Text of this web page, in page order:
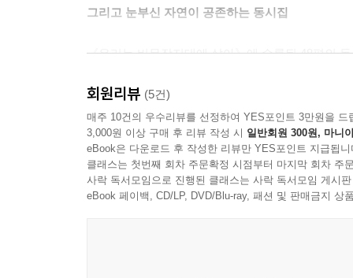
그리고 눈부신 자연이 공존하는 동시집
《우리는 비무장지대에 살아》에 수록된 48편의
부탁하는 수원청개구리 등, 있는 그대로의 자연
방송국에서 연락이 왔어요.
가파른 바위에서 왔다 갔다
바위 타는 선수라면서
회원리뷰 (5건)
매주 10건의 우수리뷰를 선정하여 YES포인트 3만원을 드
3,000원 이상 구매 후 리뷰 작성 시 일반회원 300원, 마니
eBook은 다운로드 후 작성한 리뷰만 YES포인트 지급됩니
클래스는 첫번째 회차 주문확정 시점부터 마지막 회차 주
사락 독서모임으로 진행된 클래스는 사락 독서모임 게시
eBook 페이백, CD/LP, DVD/Blu-ray, 패션 및 판매금지 상